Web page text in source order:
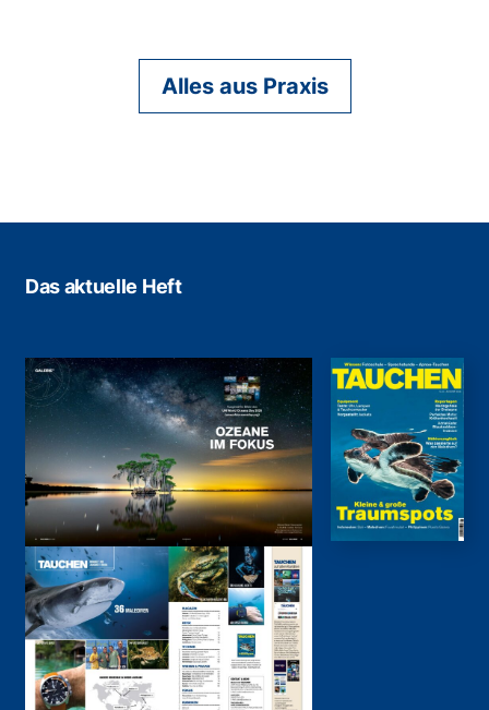
Alles aus Praxis
Das aktuelle Heft